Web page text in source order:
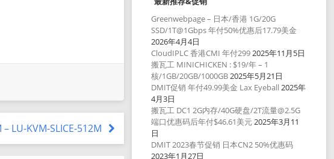
LU-KVM-SLICE-512M
Greenwebpage – 日本/香港 1G/20G
SSD/1T@1Gbps 年付50%优惠后17.79美金
2026年4月4日
CloudIPLC 香港CMI 年付2992025年11月5日
搬瓦工 MINICHICKEN : $19/年 – 1
核/1GB/20GB/1000GB2025年5月21日
DMIT促销 年付49.99美金 Lax Eyeball 2025年
4月3日
搬瓦工 DC1 2G内存/40G硬盘/2T流量@2.5G
端口优惠码后年付$46.61美元2025年3月11
日
DMIT 2023春节促销 日本CN2 50%优惠码
2023年1月27日